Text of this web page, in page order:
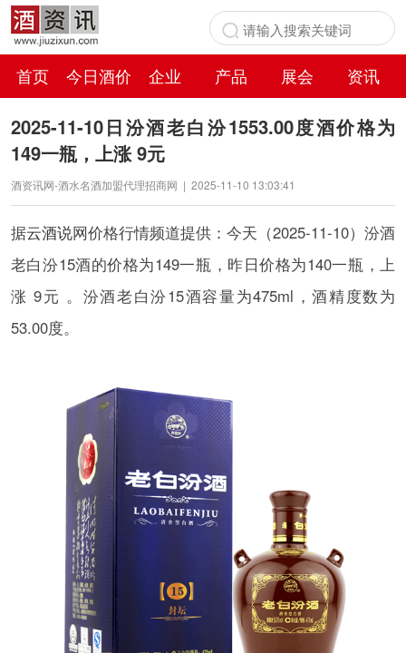
首页 今日酒价 企业 产品 展会
资讯
百科
2025-11-10日汾酒老白汾1553.00度酒价格为
149一瓶，上涨 9元
酒资讯网-酒水名酒加盟代理招商网 | 2025-11-10 13:03:41
据云酒说网价格行情频道提供：今天（2025-11-10）汾酒
老白汾15酒的价格为149一瓶，昨日价格为140一瓶，上
涨 9元 。汾酒老白汾15酒容量为475ml，酒精度数为
53.00度。